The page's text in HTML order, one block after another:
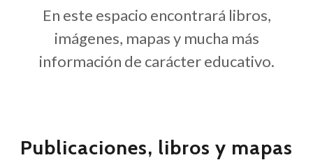
En este espacio encontrará libros,
imágenes, mapas y mucha más
información de carácter educativo.
Publicaciones, libros y mapas